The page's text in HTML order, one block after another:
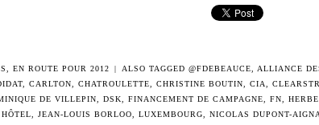
EN ROUTE POUR 2012 | ALSO TAGGED@FDEBEAUCE
ALLIANCE
CARLTON CHATROULETTE CHRISTINE BOUTIN CIA
DE VILLEPIN DSK FINANCEMENT DE CAMPAGNE FN
HÔTEL JEAN-LOUIS BORLOO LUXEMBOURG NICOLAS DUPONT-